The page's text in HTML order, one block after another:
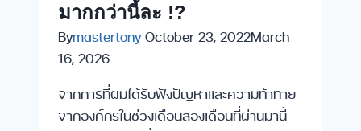
มากกว่านี้ละ !?
Bymastertony October 23, 2022March
16, 2026
จากการที่ผมได้รับฟังปัญหาและความท้าทาย
จากองค์กรในช่วงเดือนสองเดือนที่ผ่านมานี้